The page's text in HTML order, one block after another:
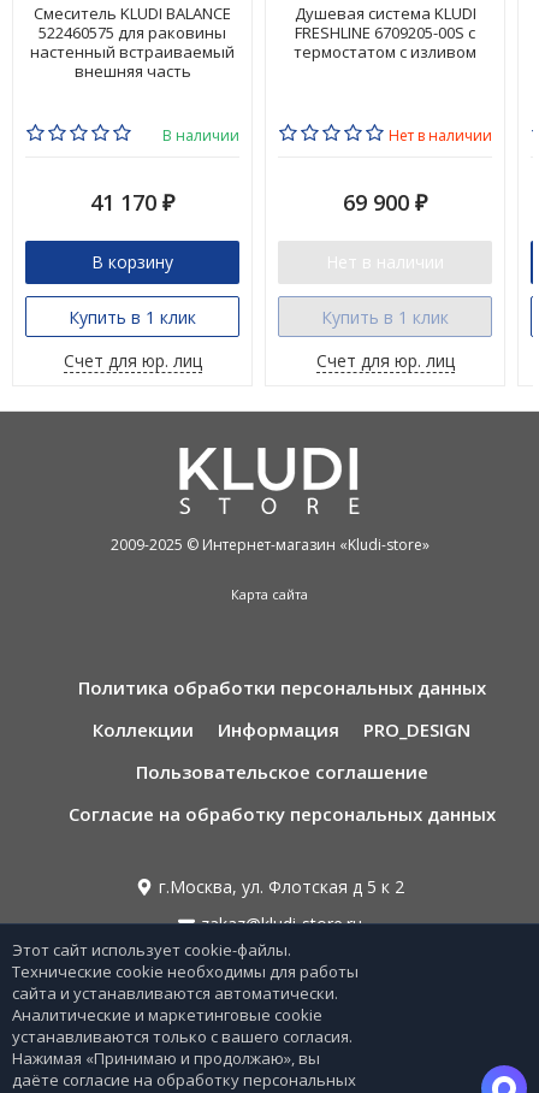
Смеситель KLUDI BALANCE
522460575 для раковины
настенный встраиваемый
внешняя часть
В наличии
41 170 ₽
В корзину
Купить в 1 клик
Счет для юр. лиц
Душевая система KLUDI
FRESHLINE 6709205-00S с
термостатом с изливом
Нет в наличии
69 900 ₽
Нет в наличии
Купить в 1 клик
Счет для юр. лиц
2009-2025 © Интернет-магазин «Kludi-store»
Карта сайта
Политика обработки персональных данных
Коллекции
Информация
PRO_DESIGN
Пользовательское соглашение
Согласие на обработку персональных данных
г.Москва, ул. Флотская д 5 к 2
zakaz@kludi-store.ru
8 495 221 69 55
8 800-775-06-73
Звонок бесплатный по РФ
Этот сайт использует cookie-файлы.
Технические cookie необходимы для работы
сайта и устанавливаются автоматически.
Аналитические и маркетинговые cookie
устанавливаются только с вашего согласия.
Нажимая «Принимаю и продолжаю», вы
даёте согласие на обработку персональных